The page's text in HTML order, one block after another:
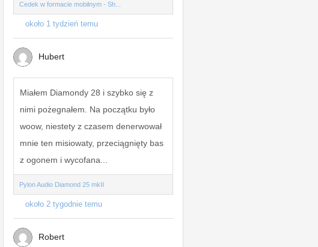
Cedek w formacie mobilnym - Sh...
około 1 tydzień temu
Hubert
Miałem Diamondy 28 i szybko się z
nimi pożegnałem. Na początku było
woow, niestety z czasem denerwował
mnie ten misiowaty, przeciągnięty bas
z ogonem i wycofana...
Pylon Audio Diamond 25 mkII
około 2 tygodnie temu
Robert